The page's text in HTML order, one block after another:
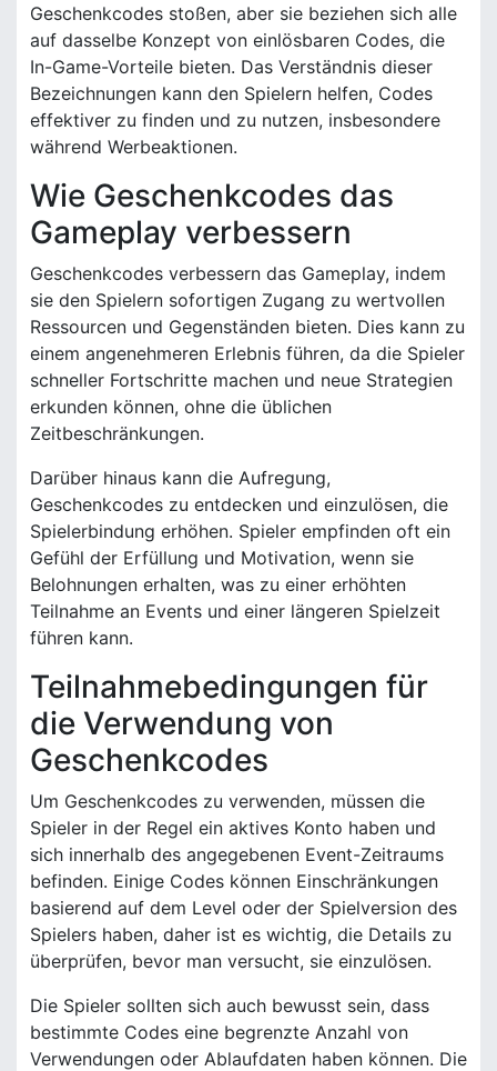
Geschenkcodes stoßen, aber sie beziehen sich alle
auf dasselbe Konzept von einlösbaren Codes, die
In-Game-Vorteile bieten. Das Verständnis dieser
Bezeichnungen kann den Spielern helfen, Codes
effektiver zu finden und zu nutzen, insbesondere
während Werbeaktionen.
Wie Geschenkcodes das
Gameplay verbessern
Geschenkcodes verbessern das Gameplay, indem
sie den Spielern sofortigen Zugang zu wertvollen
Ressourcen und Gegenständen bieten. Dies kann zu
einem angenehmeren Erlebnis führen, da die Spieler
schneller Fortschritte machen und neue Strategien
erkunden können, ohne die üblichen
Zeitbeschränkungen.
Darüber hinaus kann die Aufregung,
Geschenkcodes zu entdecken und einzulösen, die
Spielerbindung erhöhen. Spieler empfinden oft ein
Gefühl der Erfüllung und Motivation, wenn sie
Belohnungen erhalten, was zu einer erhöhten
Teilnahme an Events und einer längeren Spielzeit
führen kann.
Teilnahmebedingungen für
die Verwendung von
Geschenkcodes
Um Geschenkcodes zu verwenden, müssen die
Spieler in der Regel ein aktives Konto haben und
sich innerhalb des angegebenen Event-Zeitraums
befinden. Einige Codes können Einschränkungen
basierend auf dem Level oder der Spielversion des
Spielers haben, daher ist es wichtig, die Details zu
überprüfen, bevor man versucht, sie einzulösen.
Die Spieler sollten sich auch bewusst sein, dass
bestimmte Codes eine begrenzte Anzahl von
Verwendungen oder Ablaufdaten haben können. Die